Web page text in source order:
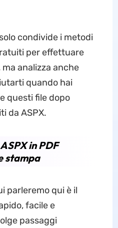
condivide i metodi
per effettuare
analizza anche
quando hai
questi file dopo
da ASPX.
in PDF
stampa
parleremo qui è il
facile e
passaggi